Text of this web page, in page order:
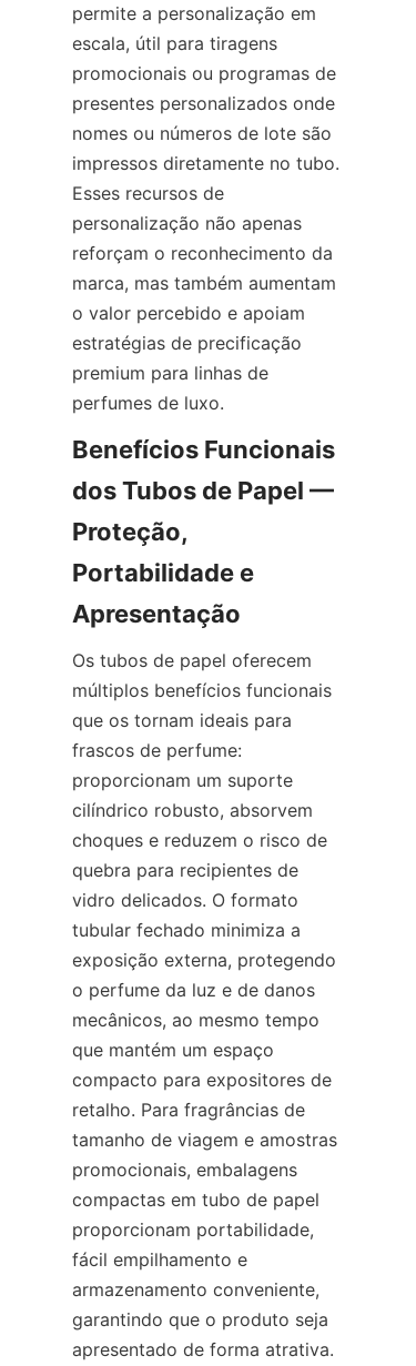
permite a personalização em
escala, útil para tiragens
promocionais ou programas de
presentes personalizados onde
nomes ou números de lote são
impressos diretamente no tubo.
Esses recursos de
personalização não apenas
reforçam o reconhecimento da
marca, mas também aumentam
o valor percebido e apoiam
estratégias de precificação
premium para linhas de
perfumes de luxo.
Benefícios Funcionais
dos Tubos de Papel —
Proteção,
Portabilidade e
Os tubos de papel oferecem
múltiplos benefícios funcionais
que os tornam ideais para
frascos de perfume:
proporcionam um suporte
cilíndrico robusto, absorvem
choques e reduzem o risco de
quebra para recipientes de
vidro delicados. O formato
tubular fechado minimiza a
exposição externa, protegendo
o perfume da luz e de danos
mecânicos, ao mesmo tempo
que mantém um espaço
compacto para expositores de
retalho. Para fragrâncias de
tamanho de viagem e amostras
promocionais, embalagens
compactas em tubo de papel
proporcionam portabilidade,
fácil empilhamento e
armazenamento conveniente,
garantindo que o produto seja
apresentado de forma atrativa.